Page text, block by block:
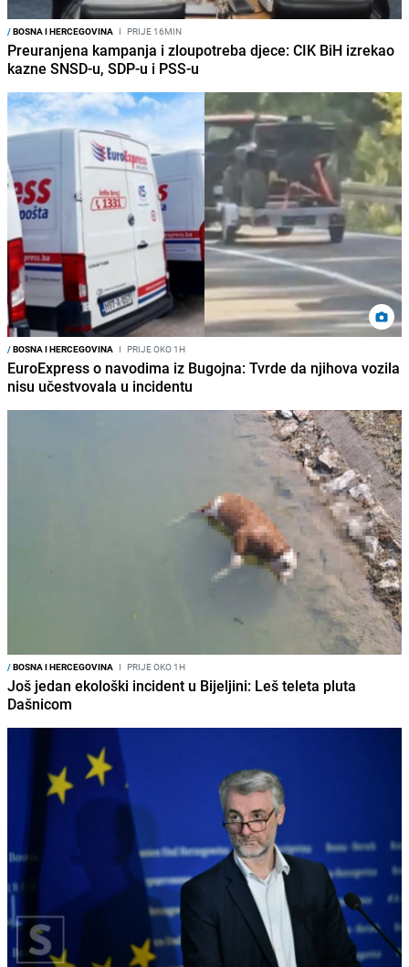
/BOSNA I HERCEGOVINA I PRIJE 16MIN
Preuranjena kampanja i zloupotreba djece: CIK BiH izrekao
kazne SNSD-u, SDP-u i PSS-u
/BOSNA I HERCEGOVINA I PRIJE OKO 1H
EuroExpress o navodima iz Bugojna: Tvrde da njihova vozila
nisu učestvovala u incidentu
/BOSNA I HERCEGOVINA I PRIJE OKO 1H
Još jedan ekološki incident u Bijeljini: Leš teleta pluta
Dašnicom